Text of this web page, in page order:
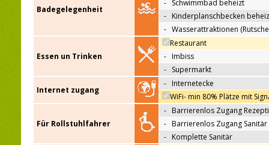
Badegelegenheit
- Schwimmbad beheizt
- Kinderplanschbecken
- Wasserattraktionen
Essen un Trinken
Restaurant
- Imbiss
- Supermarkt
Internet zugang
- Internetecke
WiFi- min 80% Plätze mit
Für Rollstuhlfahrer
- Barrierenlos Zugang
- Barrierenlos Zugang Sanitär
- Komplette Sanitär